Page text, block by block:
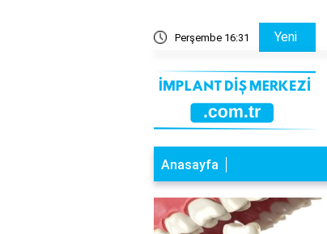
Perşembe 16:31 Yeni
Anasayfa